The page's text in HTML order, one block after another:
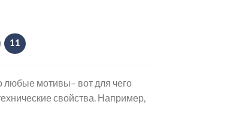
11
любые мотивы– вот для чего
свойства. Например,